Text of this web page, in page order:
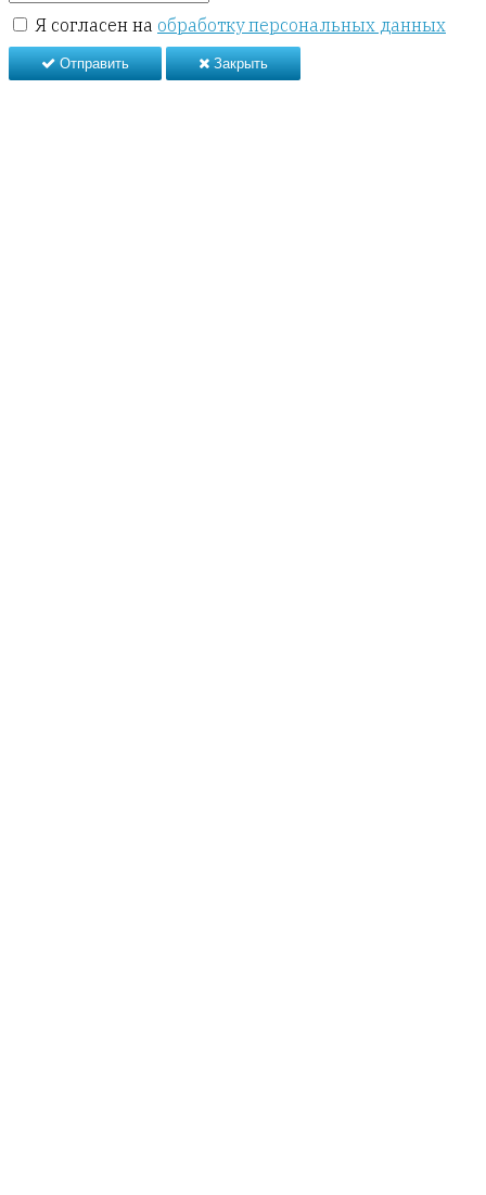
Я согласен на обработку персональных данных
Отправить Закрыть